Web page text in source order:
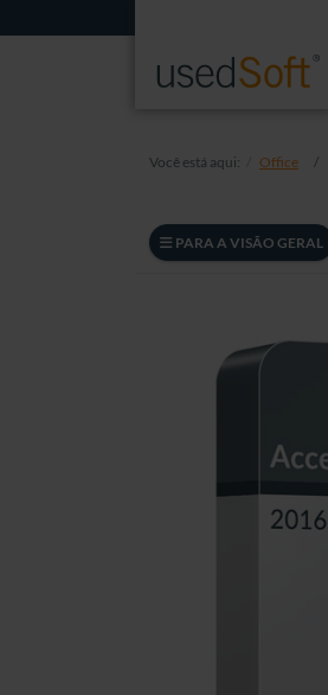
Você está aqui: Office
PARA A VISÃO GERAL